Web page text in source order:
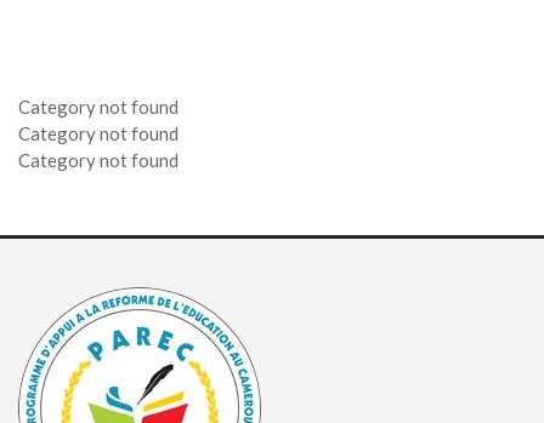
Category not found
Category not found
Category not found